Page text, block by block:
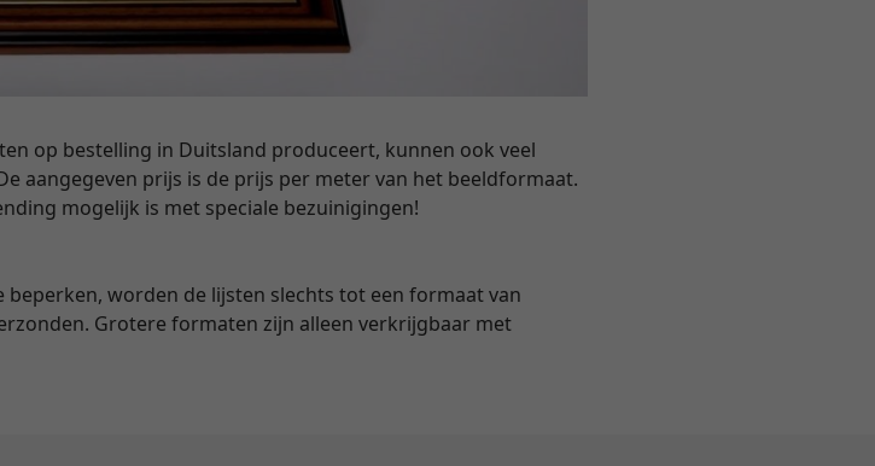
op bestelling in Duitsland produceert, kunnen ook veel
aangegeven prijs is de prijs per meter van het beeldformaat.
mogelijk is met speciale bezuinigingen!
worden de lijsten slechts tot een formaat van
Grotere formaten zijn alleen verkrijgbaar met